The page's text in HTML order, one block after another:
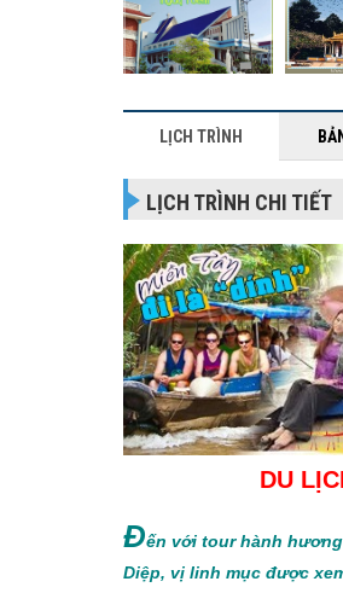
LỊCH TRÌNH
LỊCH TRÌNH CHI TIẾT
DU
Đến với tour hành
Diệp, vị linh mục được